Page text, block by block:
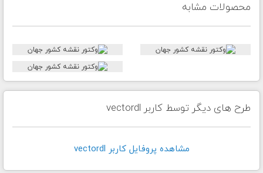
محصولات مشابه
طرح های دیگر توسط کاربر vectordl
مشاهده پروفايل کاربر vectordl